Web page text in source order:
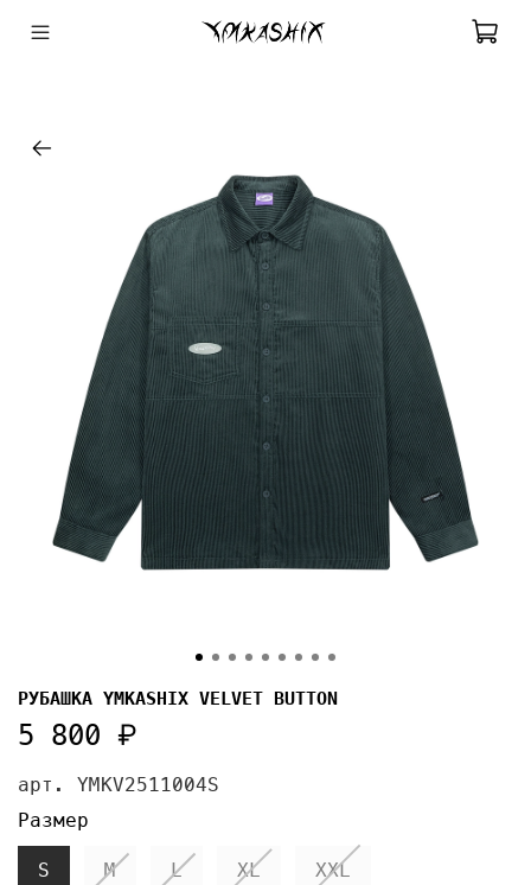
арт. YMKV2511004S
РУБАШКА YMKASHIX VELVET BUTTON
5 800 ₽
Размер
S M L XL XXL